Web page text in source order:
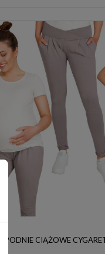
SPODNIE CIĄŻOWE